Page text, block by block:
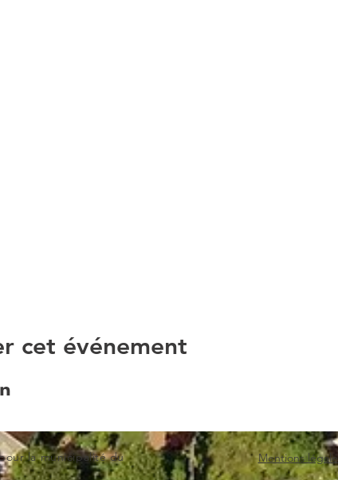
cet événement
municipalité du
Mentions